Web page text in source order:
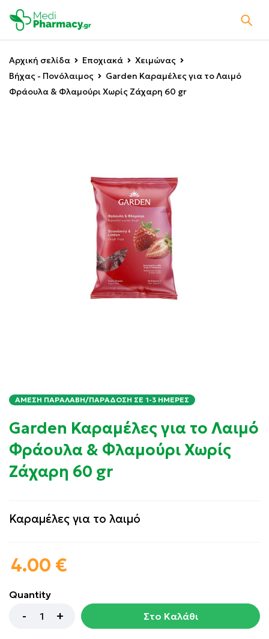
Αρχική σελίδα Εποχιακά
Χειμώνας
Βήχας - Πονόλαιμος
Garden Καραμέλες για το Λαιμό
Φράουλα & Φλαμούρι Χωρίς Ζάχαρη 60 gr
ΆΜΕΣΗ ΠΑΡΑΛΑΒΉ/ΠΑΡΆΔΟΣΗ ΣΕ 1-3 ΗΜΈΡΕΣ
Garden Καραμέλες για το Λαιμό
Φράουλα & Φλαμούρι Χωρίς
Ζάχαρη 60 gr
Καραμέλες για το λαιμό
4.00 €
Quantity
Στο Καλάθι